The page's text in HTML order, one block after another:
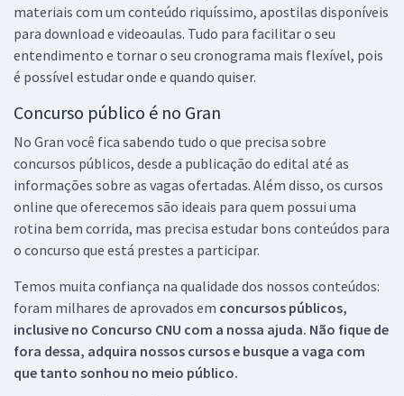
materiais com um conteúdo riquíssimo, apostilas disponíveis
para download e videoaulas. Tudo para facilitar o seu
entendimento e tornar o seu cronograma mais flexível, pois
é possível estudar onde e quando quiser.
Concurso público é no Gran
No Gran você fica sabendo tudo o que precisa sobre
concursos públicos, desde a publicação do edital até as
informações sobre as vagas ofertadas. Além disso, os cursos
online que oferecemos são ideais para quem possui uma
rotina bem corrida, mas precisa estudar bons conteúdos para
o concurso que está prestes a participar.
Temos muita confiança na qualidade dos nossos conteúdos:
foram milhares de aprovados em concursos públicos,
inclusive no Concurso CNU com a nossa ajuda. Não fique de
fora dessa, adquira nossos cursos e busque a vaga com
que tanto sonhou no meio público.